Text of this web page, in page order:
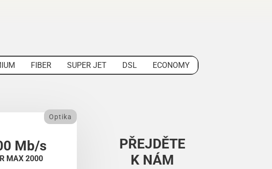
FIBER SUPER JET DSL
ECONOMY
Mb/s
MAX 2000
Optika
PŘEJDĚTE
K NÁM